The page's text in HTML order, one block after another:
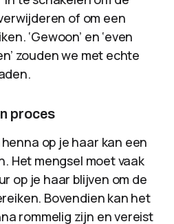
of om een
‘Gewoon’ en ‘even
zouden we met echte
proces
op je haar kan een
Het mengsel moet vaak
op je haar blijven om de
Bovendien kan het
rommelig zijn en vereist